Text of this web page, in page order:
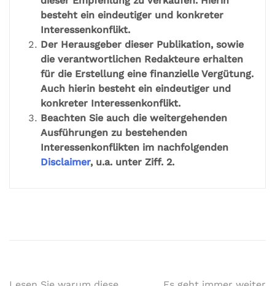
besteht ein eindeutiger und konkreter
Interessenkonflikt.
Der Herausgeber dieser Publikation, sowie
die verantwortlichen Redakteure erhalten
für die Erstellung eine finanzielle Vergütung.
Auch hierin besteht ein eindeutiger und
konkreter Interessenkonflikt.
Beachten Sie auch die weitergehenden
Ausführungen zu bestehenden
Interessenkonflikten im nachfolgenden
Disclaimer, u.a. unter Ziff. 2.